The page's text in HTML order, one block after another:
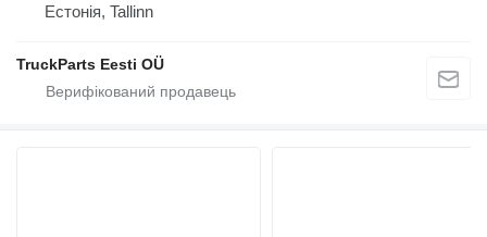
Естонія, Tallinn
TruckParts Eesti OÜ